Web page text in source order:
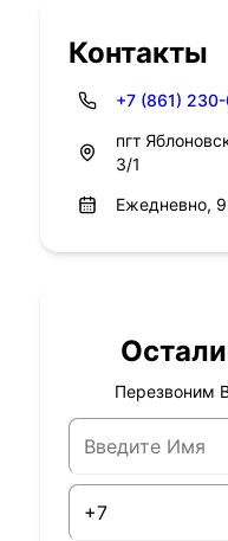
Контакты
+7 (861)
пгт
3/1
Ежедневно,
Перезвоним